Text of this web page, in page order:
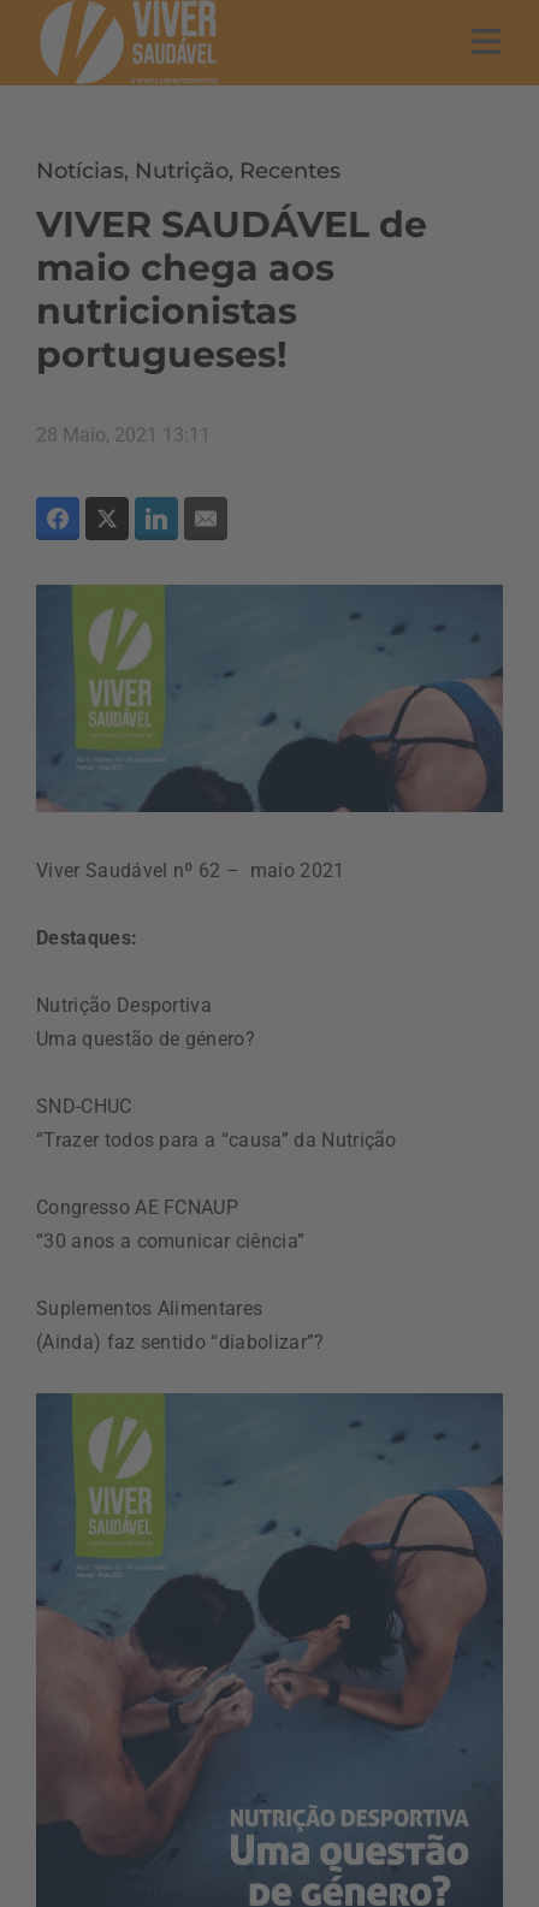
Notícias, Nutrição, Recentes
VIVER SAUDÁVEL de
maio chega aos
nutricionistas
portugueses!
28 Maio, 2021 13:11
Viver Saudável nº 62 – maio 2021
Destaques:
Nutrição Desportiva
Uma questão de género?
SND-CHUC
“Trazer todos para a “causa” da Nutrição
Congresso AE FCNAUP
“30 anos a comunicar ciência”
Suplementos Alimentares
(Ainda) faz sentido “diabolizar”?